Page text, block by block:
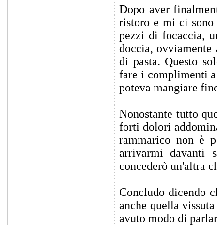
Dopo aver
ristoro e mi ci
pezzi di focaccia,
doccia, ovviamente
di pasta. Questo
fare i complimenti
poteva mangiare
Nonostante tutto
forti dolori
rammarico non è
arrivarmi davanti
concederò un'altra
Concludo dicendo
anche quella
avuto modo di